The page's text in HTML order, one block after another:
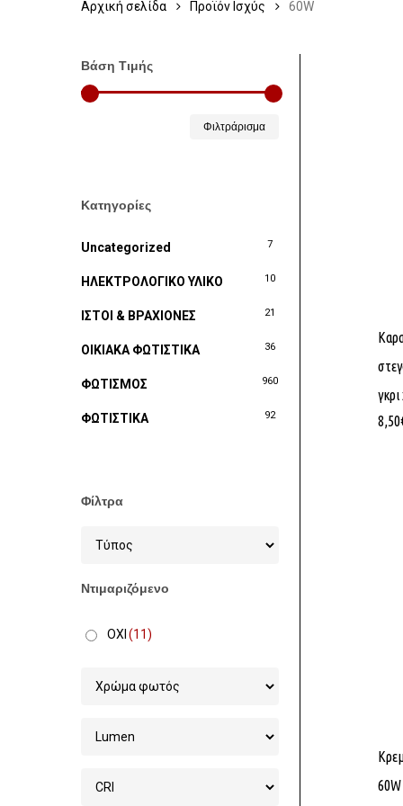
Αρχική σελίδα Προϊόν Ισχύς 60W
Βάση Τιμής
Φιλτράρισμα
Κατηγορίες
Uncategorized 7
ΗΛΕΚΤΡΟΛΟΓΙΚΟ ΥΛΙΚΟ 10
ΙΣΤΟΙ & ΒΡΑΧΙΟΝΕΣ 21
ΟΙΚΙΑΚΑ ΦΩΤΙΣΤΙΚΑ 36
ΦΩΤΙΣΜΟΣ 960
ΦΩΤΙΣΤΙΚΑ 92
Φίλτρα
Ντιμαριζόμενο
ΟΧΙ (11)
8,50